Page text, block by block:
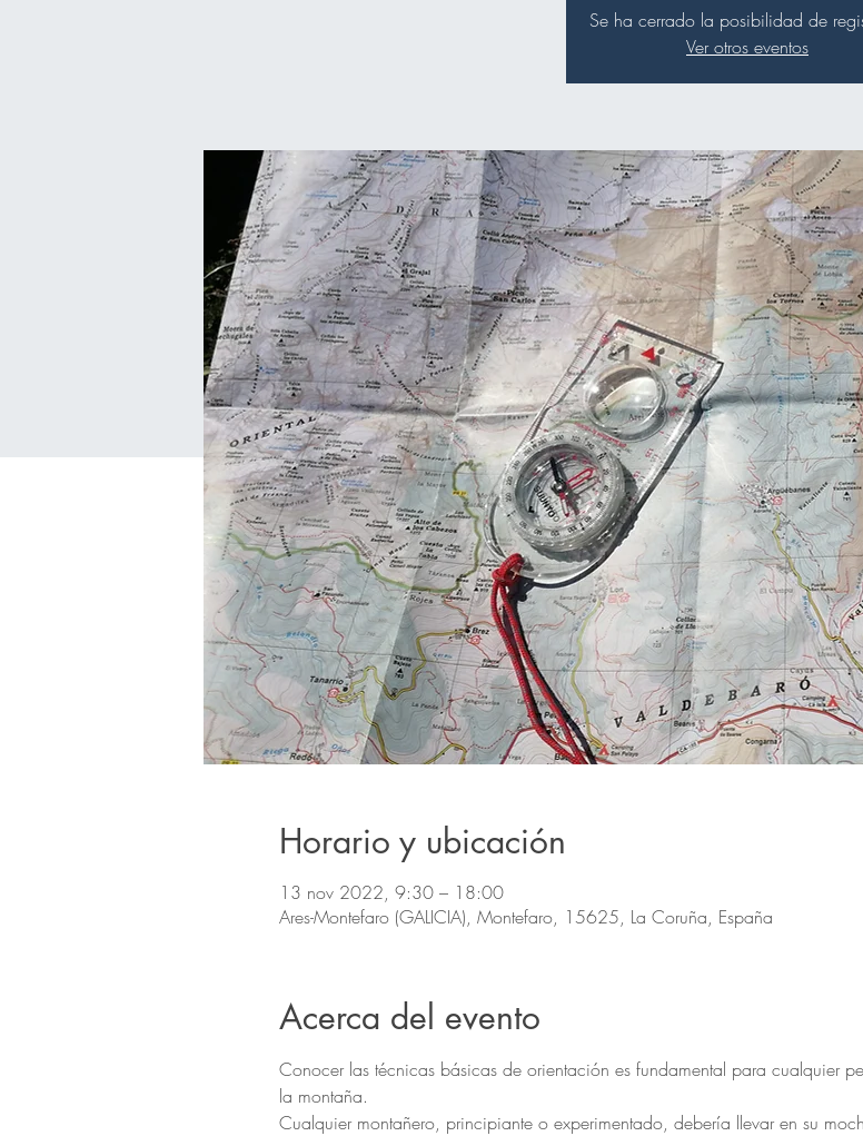
Se ha cerrado la posibilidad de
Ver otros eventos
Horario y ubicación
13 nov 2022, 9:30 – 18:00
Ares-Montefaro (GALICIA), Montefaro, 15625, La Coruña, España
Acerca del evento
Conocer las técnicas básicas de orientación es fundamental para cualquier
la montaña.
Cualquier montañero, principiante o experimentado, debería llevar en su